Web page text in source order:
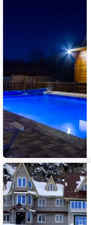
Турбаза
Лаго-
Наки